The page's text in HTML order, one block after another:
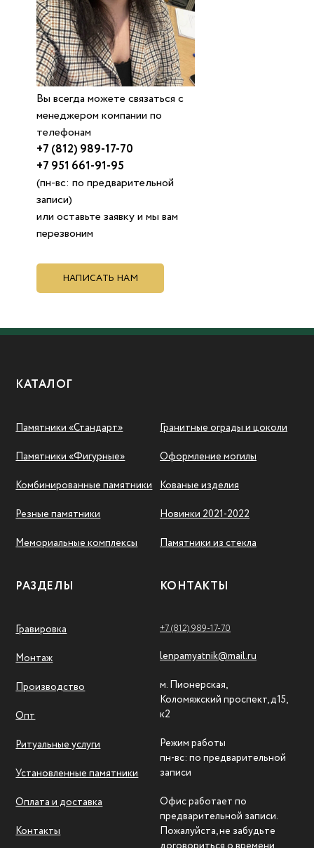
Вы всегда можете связаться с
менеджером компании по
телефонам
+7 (812) 989-17-70
+7 951 661-91-95
(пн-вс: по предварительной
записи)
или оставьте заявку и мы вам
перезвоним
НАПИСАТЬ НАМ
КАТАЛОГ
Памятники «Стандарт»
Памятники «Фигурные»
Комбинированные памятники
Резные памятники
Мемориальные комплексы
Гранитные ограды и цоколи
Оформление могилы
Кованые изделия
Новинки 2021-2022
Памятники из стекла
РАЗДЕЛЫ
Гравировка
Монтаж
Производство
Опт
Ритуальные услуги
Установленные памятники
Оплата и доставка
Контакты
КОНТАКТЫ
+7 (812) 989-17-70
lenpamyatnik@mail.ru
м. Пионерская,
Коломяжский проспект, д15,
к2
Режим работы
пн-вс: по предварительной
записи
Офис работает по
предварительной записи.
Пожалуйста, не забудьте